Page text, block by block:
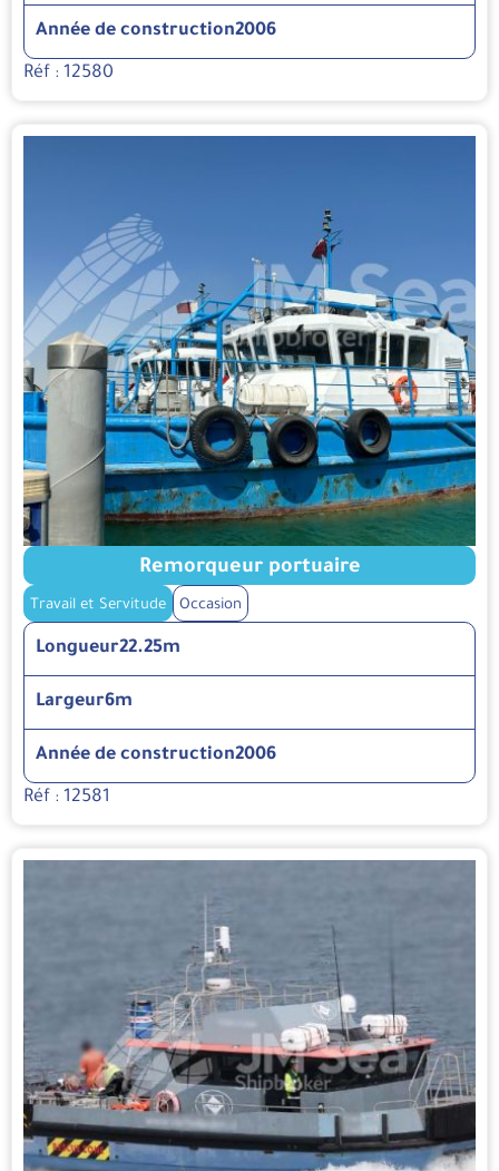
Année de construction2006
Réf : 12580
Remorqueur portuaire
Travail et Servitude Occasion
Longueur22.25m
Largeur6m
Année de construction2006
Réf : 12581